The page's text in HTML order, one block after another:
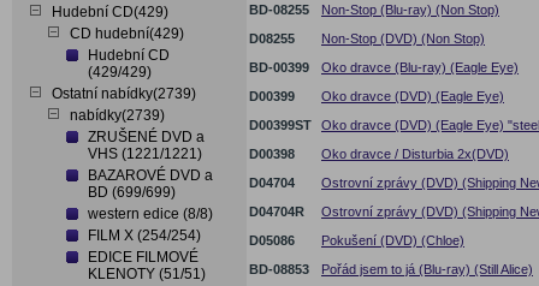
Hudební CD(429)
CD hudební(429)
Hudební CD
(429/429)
Ostatní nabídky(2739)
nabídky(2739)
ZRUŠENÉ DVD a
VHS (1221/1221)
BAZAROVÉ DVD a
BD (699/699)
western edice (8/8)
FILM X (254/254)
EDICE FILMOVÉ
KLENOTY (51/51)
BD-08255
Non-Stop (Blu-ray) (Non Stop)
D08255
Non-Stop (DVD) (Non Stop)
BD-00399
Oko dravce (Blu-ray) (Eagle Eye)
D00399
Oko dravce (DVD) (Eagle Eye)
D00399ST
Oko dravce (DVD) (Eagle Eye)
D00398
Oko dravce / Disturbia 2x(DVD)
D04704
Ostrovní zprávy (DVD) (Shipping
D04704R
Ostrovní zprávy (DVD) (Shipping
D05086
Pokušení (DVD) (Chloe)
BD-08853
Pořád jsem to já (Blu-ray) (Still Alice)